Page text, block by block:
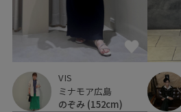
VIS
ミナモア広島
のぞみ (152cm)